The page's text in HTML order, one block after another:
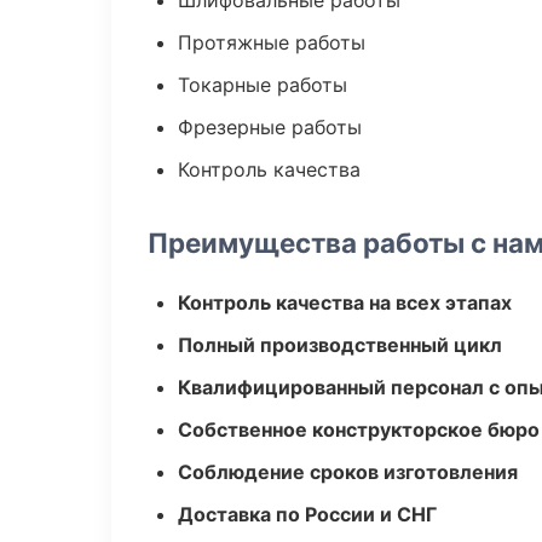
Протяжные работы
Токарные работы
Фрезерные работы
Контроль качества
Преимущества работы с
Контроль качества на всех этапах
Полный производственный цикл
Квалифицированный персонал с
Собственное конструкторское бюро
Соблюдение сроков изготовления
Доставка по России и СНГ